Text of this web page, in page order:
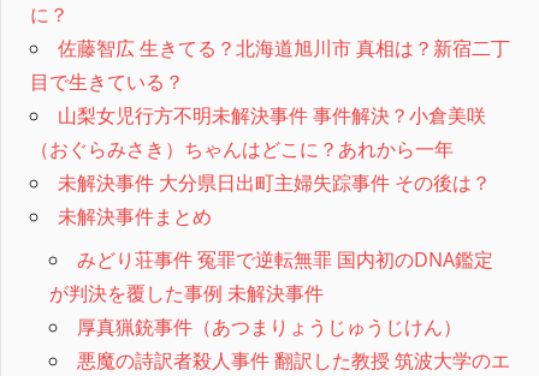
に？
佐藤智広 生きてる？北海道旭川市 真相は？新宿二丁
目で生きている？
山梨女児行方不明未解決事件 事件解決？小倉美咲
（おぐらみさき）ちゃんはどこに？あれから一年
未解決事件 大分県日出町主婦失踪事件 その後は？
未解決事件まとめ
みどり荘事件 冤罪で逆転無罪 国内初のDNA鑑定
が判決を覆した事例 未解決事件
厚真猟銃事件（あつまりょうじゅうじけん）
悪魔の詩訳者殺人事件 翻訳した教授 筑波大学のエ